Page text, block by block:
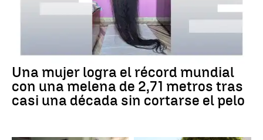
Una mujer logra el récord mundial
con una melena de 2,71 metros tras
casi una década sin cortarse el pelo